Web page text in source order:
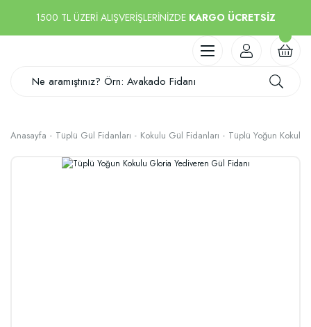
1500 TL ÜZERİ ALIŞVERİŞLERİNİZDE KARGO ÜCRETSİZ
Anasayfa Tüplü Gül Fidanları Kokulu Gül Fidanları Tüplü Yoğun Kokulu